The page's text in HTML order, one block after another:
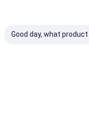
Good day, what